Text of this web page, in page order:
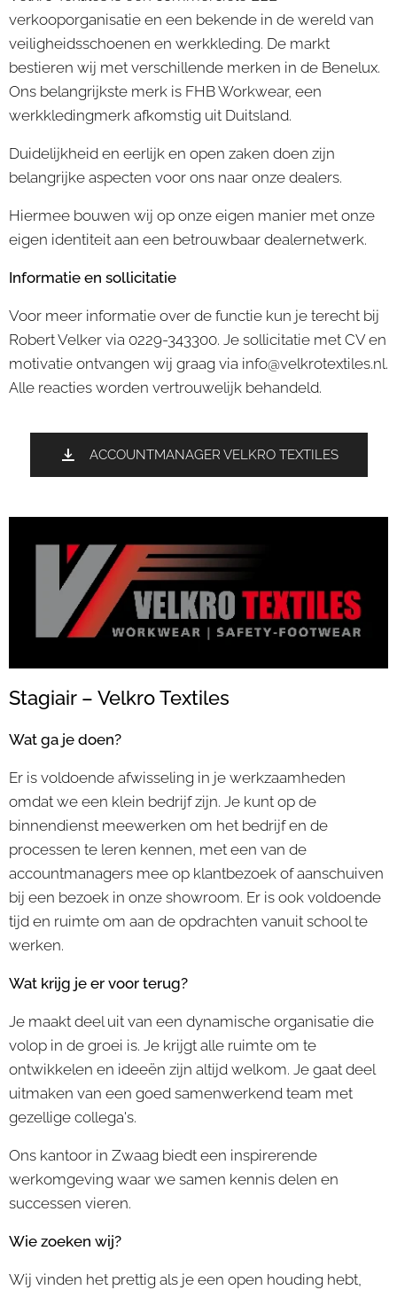
verkooporganisatie en een bekende in de wereld van
veiligheidsschoenen en werkkleding. De markt
bestieren wij met verschillende merken in de Benelux.
Ons belangrijkste merk is FHB Workwear, een
werkkledingmerk afkomstig uit Duitsland.
Duidelijkheid en eerlijk en open zaken doen zijn
belangrijke aspecten voor ons naar onze dealers.
Hiermee bouwen wij op onze eigen manier met onze
eigen identiteit aan een betrouwbaar dealernetwerk.
Informatie en sollicitatie
Voor meer informatie over de functie kun je terecht bij
Robert Velker via 0229-343300. Je sollicitatie met CV en
motivatie ontvangen wij graag via info@velkrotextiles.nl.
Alle reacties worden vertrouwelijk behandeld.
ACCOUNTMANAGER VELKRO TEXTILES
Stagiair – Velkro Textiles
Wat ga je doen?
Er is voldoende afwisseling in je werkzaamheden
omdat we een klein bedrijf zijn. Je kunt op de
binnendienst meewerken om het bedrijf en de
processen te leren kennen, met een van de
accountmanagers mee op klantbezoek of aanschuiven
bij een bezoek in onze showroom. Er is ook voldoende
tijd en ruimte om aan de opdrachten vanuit school te
werken.
Wat krijg je er voor terug?
Je maakt deel uit van een dynamische organisatie die
volop in de groei is. Je krijgt alle ruimte om te
ontwikkelen en ideeën zijn altijd welkom. Je gaat deel
uitmaken van een goed samenwerkend team met
gezellige collega's.
Ons kantoor in Zwaag biedt een inspirerende
werkomgeving waar we samen kennis delen en
successen vieren.
Wie zoeken wij?
Wij vinden het prettig als je een open houding hebt,